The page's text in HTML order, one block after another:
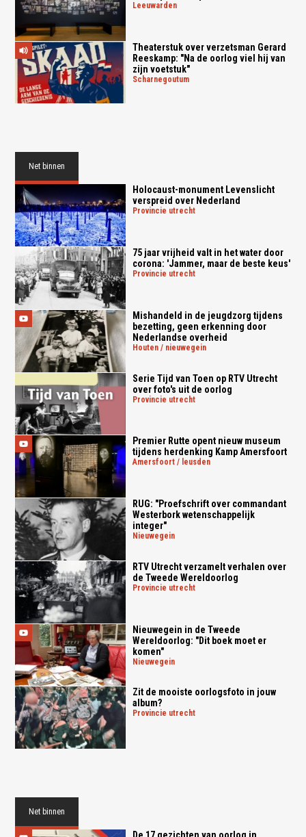
leeuwarden
Theaterstuk over verzetsman Gerard
Reeskamp: "Na de oorlog viel hij van
zijn voetstuk"
scharnegoutum
Net binnen
Holocaust-monument Levenslicht
verspreid over Nederland
provincie utrecht
75 jaar vrijheid valt in het water door
corona: 'Jammer, maar de beste keus'
provincie utrecht
Mishandeld in de jeugdzorg tijdens
bezetting, geen erkenning door
Nederlandse overheid
houten / nieuwegein
Serie Tijd van Toen op RTV Utrecht
over foto's uit de oorlog
provincie utrecht
Premier Rutte opent nieuw museum
tijdens herdenking Kamp Amersfoort
amersfoort / leusden
RUG: "Proefschrift over commandant
Westerbork wetenschappelijk
integer"
nieuwegein
RTV Utrecht verzamelt verhalen over
de Tweede Wereldoorlog
provincie utrecht
Nieuwegein in de Tweede
Wereldoorlog: "Dit boek moet er
komen"
nieuwegein
Zit de mooiste oorlogsfoto in jouw
album?
provincie utrecht
Net binnen